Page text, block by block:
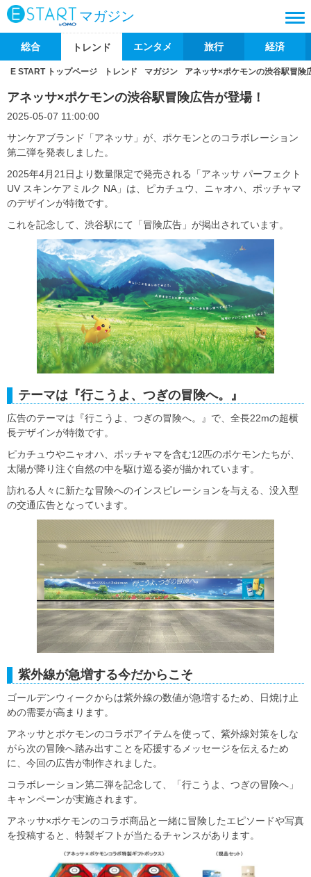
マガジン
総合 トレンド エンタメ 旅行 経済
E START トップページ トレンド マガジン アネッサ×ポケモンの渋谷駅冒険
アネッサ×ポケモンの渋谷駅冒険広告が登場！
2025-05-07 11:00:00
サンケアブランド「アネッサ」が、ポケモンとのコラボレーション
第二弾を発表しました。
2025年4月21日より数量限定で発売される「アネッサ パーフェクト
UV スキンケアミルク NA」は、ピカチュウ、ニャオハ、ポッチャマ
のデザインが特徴です。
これを記念して、渋谷駅にて「冒険広告」が掲出されています。
テーマは『行こうよ、つぎの冒険へ。』
広告のテーマは『行こうよ、つぎの冒険へ。』で、全長22mの超横
長デザインが特徴です。
ピカチュウやニャオハ、ポッチャマを含む12匹のポケモンたちが、
太陽が降り注ぐ自然の中を駆け巡る姿が描かれています。
訪れる人々に新たな冒険へのインスピレーションを与える、没入型
の交通広告となっています。
紫外線が急増する今だからこそ
ゴールデンウィークからは紫外線の数値が急増するため、日焼け止
めの需要が高まります。
アネッサとポケモンのコラボアイテムを使って、紫外線対策をしな
がら次の冒険へ踏み出すことを応援するメッセージを伝えるため
に、今回の広告が制作されました。
コラボレーション第二弾を記念して、「行こうよ、つぎの冒険へ」
キャンペーンが実施されます。
アネッサ×ポケモンのコラボ商品と一緒に冒険したエピソードや写真
を投稿すると、特製ギフトが当たるチャンスがあります。